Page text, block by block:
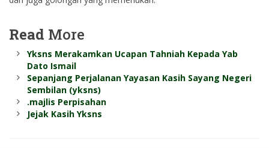
Read More
Yksns Merakamkan Ucapan Tahniah Kepada Yab
Dato Ismail
Sepanjang Perjalanan Yayasan Kasih Sayang Negeri
Sembilan (yksns)
.majlis Perpisahan
Jejak Kasih Yksns